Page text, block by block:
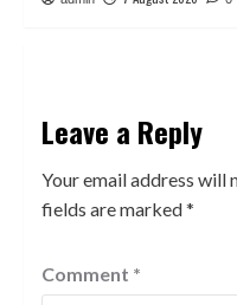
Leave a Reply
Your email address will
fields are marked*
Comment *